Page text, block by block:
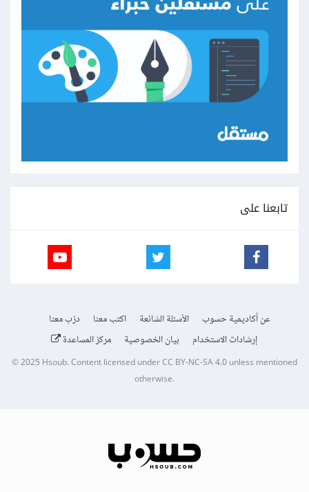
تابعنا على
عن أكاديمية حسوب الأسئلة الشائعة اكتب معنا
درّب معنا
إرشادات الاستخدام
بيان الخصوصية مركز المساعدة
© 2025Hsoub.Content licensed underCC BY-NC-SA 4.0unless mentioned
otherwise.